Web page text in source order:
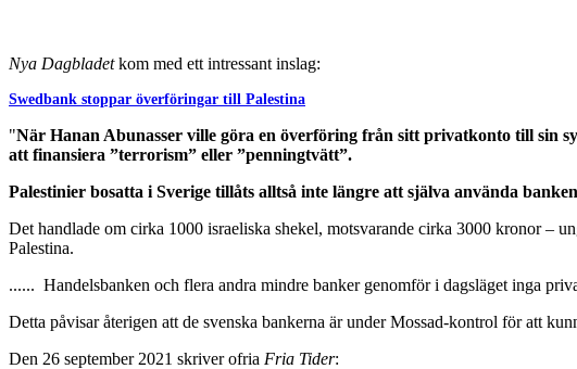
Nya Dagbladetkom med ett intressant inslag:
Swedbank stoppar överföringar till Palestina
"När Hanan Abunasser ville göra en överföring från sitt privatkonto till sin
att finansiera ”terrorism” eller ”penningtvätt”.
Palestinier bosatta i Sverige tillåts alltså inte längre att själva använda
Det handlade om cirka 1000 israeliska shekel, motsvarande cirka 3000 kronor –
Palestina.
...... Handelsbanken och flera andra mindre banker genomför i dagsläget inga
Detta påvisar återigen att de svenska bankerna är under Mossad-kontrol för att
Den 26 september 2021 skriver ofria Fria Tider: